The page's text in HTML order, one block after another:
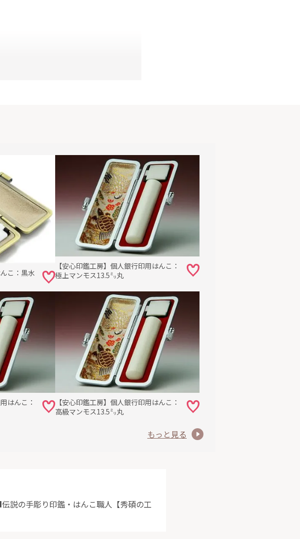
こ：黒水
【安心印鑑工房】個人銀行印用はんこ：
極上マンモス13.5㍉丸
はんこ：
【安心印鑑工房】個人銀行印用はんこ：
高級マンモス13.5㍉丸
もっと見る
説の手彫り印鑑・はんこ職人【秀碩の工